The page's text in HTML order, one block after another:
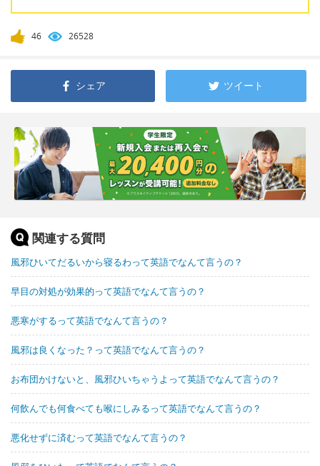
46 26528
シェア ツイート
関連する質問
風邪ひいてだるいから寝るわって英語でなんて言うの？
早目の対処が効果的って英語でなんて言うの？
悪寒がするって英語でなんて言うの？
風邪は良くなった？って英語でなんて言うの？
お布団かけないと、風邪ひいちゃうよって英語でなんて言うの？
何飲んでも何食べても喉にしみるって英語でなんて言うの？
悪化せずに済むって英語でなんて言うの？